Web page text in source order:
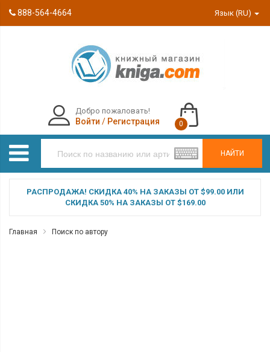
888-564-4664 Язык (RU)
НАЙТИ
Добро пожаловать!
Войти / Регистрация 0
РАСПРОДАЖА! СКИДКА 40% НА ЗАКАЗЫ ОТ $99.00 ИЛИ
СКИДКА 50% НА ЗАКАЗЫ ОТ $169.00
Главная Поиск по автору